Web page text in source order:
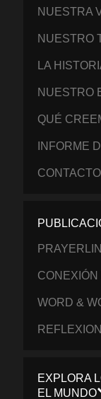
NUESTRA
NUESTRO
LA
NUESTRO
QUÉ
INFORME
CONTACTO
CONEXIÓN
WORD &
EXPLORA
EL MUNDO